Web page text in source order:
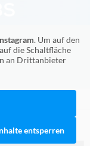
. Um auf den
die Schaltfläche
an Drittanbieter
entsperren